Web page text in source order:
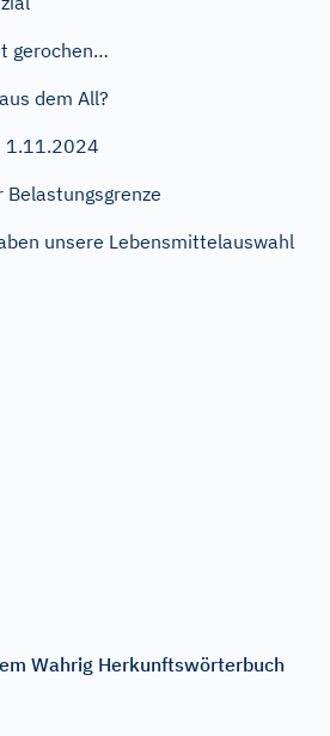
gerochen…
dem All?
1.11.2024
Belastungsgrenze
unsere Lebensmittelauswahl
Wahrig Herkunftswörterbuch